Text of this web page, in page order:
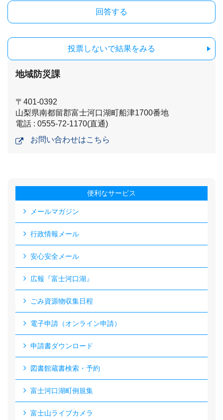
投票しないで結果をみる
地域防災課
〒401-0392
山梨県南都留郡富士河口湖町船津1700番地
電話 : 0555-72-1170(直通)
お問い合わせはこちら
便利なサービス
メールマガジン
行政情報メール
安心安全メール
広報『富士河口湖』
ごみ資源物収集日程
電子申請（オンライン申請）
申請書ダウンロード
図書館蔵書検索・予約
富士河口湖町例規集
富士山ライブカメラ